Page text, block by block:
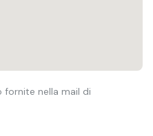
fornite nella mail di